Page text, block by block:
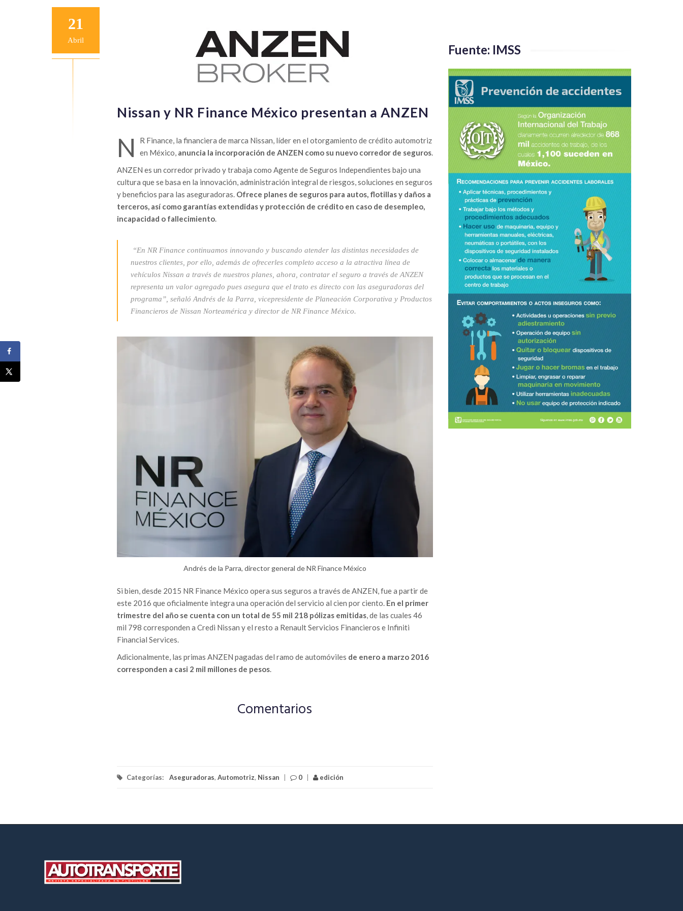
21
Abril
Nissan y NR Finance México presentan a ANZEN
N
R Finance, la financiera de marca Nissan, líder en el otorgamiento de crédito automotriz
en México, anuncia la incorporación de ANZEN como su nuevo corredor de seguros.
ANZEN es un corredor privado y trabaja como Agente de Seguros Independientes bajo una
cultura que se basa en la innovación, administración integral de riesgos, soluciones en seguros
y beneficios para las aseguradoras.Ofrece planes de seguros para autos, flotillas y daños a
terceros, así como garantías extendidas y protección de crédito en caso de desempleo,
incapacidad o fallecimiento.
“En NR Finance continuamos innovando y buscando atender las distintas necesidades de
nuestros clientes, por ello, además de ofrecerles completo acceso a la atractiva línea de
vehículos Nissan a través de nuestros planes, ahora, contratar el seguro a través de ANZEN
representa un valor agregado pues asegura que el trato es directo con las aseguradoras del
programa”, señaló Andrés de la Parra, vicepresidente de Planeación Corporativa y Productos
Financieros de Nissan Norteamérica y director de NR Finance México.
Andrés de la Parra, director general de NR Finance México
Si bien, desde 2015 NR Finance México opera sus seguros a través de ANZEN, fue a partir de
este 2016 que oficialmente integra una operación del servicio al cien por ciento. En el primer
trimestre del año se cuenta con un total de 55 mil 218 pólizas emitidas, de las cuales 46
mil 798 corresponden a Credi Nissan y el resto a Renault Servicios Financieros e Infiniti
Financial Services.
Adicionalmente, las primas ANZEN pagadas del ramo de automóviles de enero a marzo 2016
corresponden a casi 2 mil millones de pesos.
Comentarios
Categorías: Aseguradoras, Automotriz, Nissan 0 edición
Fuente: IMSS